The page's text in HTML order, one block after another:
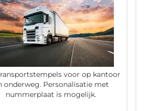
voor op kantoor
onderweg. Personalisatie met
nummerplaat is mogelijk.